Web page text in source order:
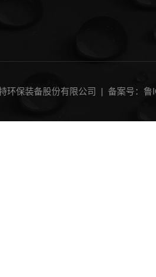
环保装备股份有限公司 | 备案号：鲁